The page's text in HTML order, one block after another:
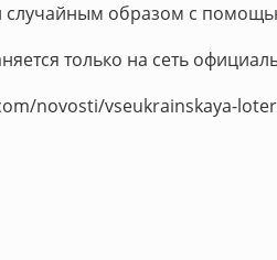
случайным образом с
только на сеть
novosti/vseukrainskaya-